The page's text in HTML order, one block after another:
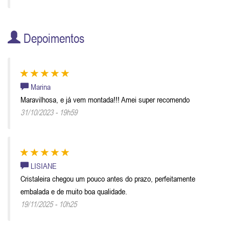
Depoimentos
Marina
Maravilhosa, e já vem montada!!! Amei super recomendo
31/10/2023 - 19h59
LISIANE
Cristaleira chegou um pouco antes do prazo, perfeitamente
embalada e de muito boa qualidade.
19/11/2025 - 10h25